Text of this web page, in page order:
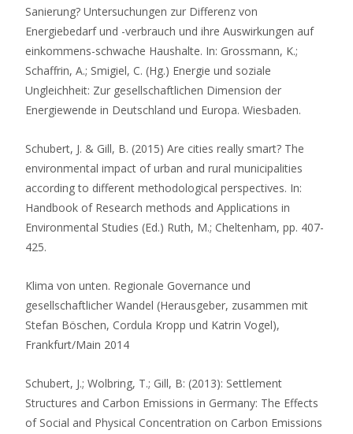
Sanierung? Untersuchungen zur Differenz von
Energiebedarf und -verbrauch und ihre Auswirkungen auf
einkommens-schwache Haushalte. In: Grossmann, K.;
Schaffrin, A.; Smigiel, C. (Hg.) Energie und soziale
Ungleichheit: Zur gesellschaftlichen Dimension der
Energiewende in Deutschland und Europa. Wiesbaden.
Schubert, J. & Gill, B. (2015) Are cities really smart? The
environmental impact of urban and rural municipalities
according to different methodological perspectives. In:
Handbook of Research methods and Applications in
Environmental Studies (Ed.) Ruth, M.; Cheltenham, pp. 407-
425.
Klima von unten. Regionale Governance und
gesellschaftlicher Wandel (Herausgeber, zusammen mit
Stefan Böschen, Cordula Kropp und Katrin Vogel),
Frankfurt/Main 2014
Schubert, J.; Wolbring, T.; Gill, B: (2013): Settlement
Structures and Carbon Emissions in Germany: The Effects
of Social and Physical Concentration on Carbon Emissions